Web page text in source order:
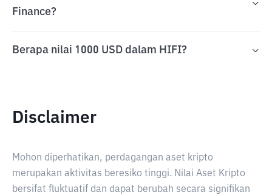
Finance?
Berapa nilai 1000 USD dalam HIFI?
Disclaimer
Mohon diperhatikan, perdagangan aset kripto
merupakan aktivitas beresiko tinggi. Nilai Aset Kripto
bersifat fluktuatif dan dapat berubah secara signifikan